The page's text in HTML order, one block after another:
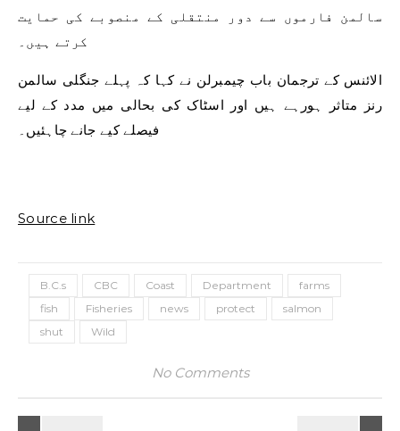
سالمن فارموں سے دور منتقلی کے منصوبے کی حمایت
کرتے ہیں۔
الائنس کے ترجمان باب چیمبرلن نے کہا کہ پہلے جنگلی سالمن
رنز متاثر ہورہے ہیں اور اسٹاک کی بحالی میں مدد کے لیے
فیصلے کیے جانے چاہئیں۔
Source link
B.C.s CBC Coast Department
farms
fish
Fisheries news protect
salmon
shut
Wild
No Comments